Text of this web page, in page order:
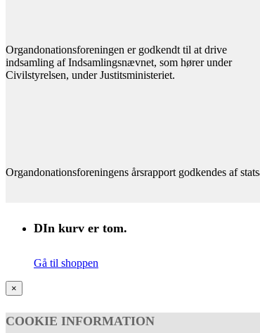
Organdonationsforeningen er godkendt til at drive
indsamling af Indsamlingsnævnet, som hører under
Civilstyrelsen, under Justitsministeriet.
Organdonationsforeningens årsrapport godkendes af
DIn kurv er tom.
Gå til shoppen
×
COOKIE INFORMATION